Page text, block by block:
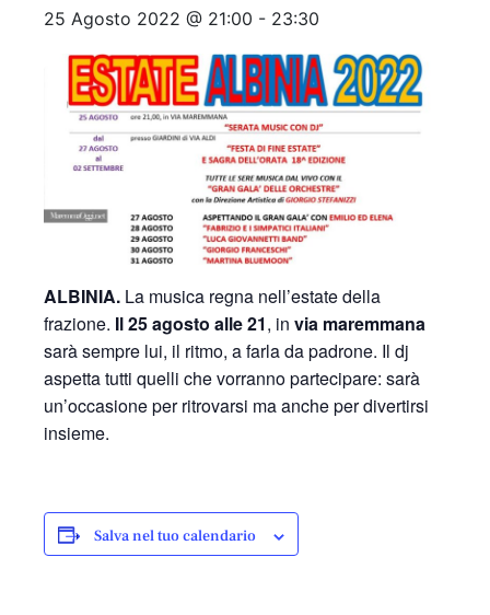
25 Agosto 2022 @ 21:00 - 23:30
ALBINIA. La musica regna nell’estate della
frazione. Il 25 agosto alle 21, in via maremmana
sarà sempre lui, il ritmo, a farla da padrone. Il dj
aspetta tutti quelli che vorranno partecipare: sarà
un’occasione per ritrovarsi ma anche per divertirsi
insieme.
Salva nel tuo calendario